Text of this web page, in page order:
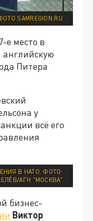
SAMREGION.RU
е место в
английскую
Питера
у
всё его
В НАТО. ФОТО:
АГН "МОСКВА"
бизнес-
Виктор